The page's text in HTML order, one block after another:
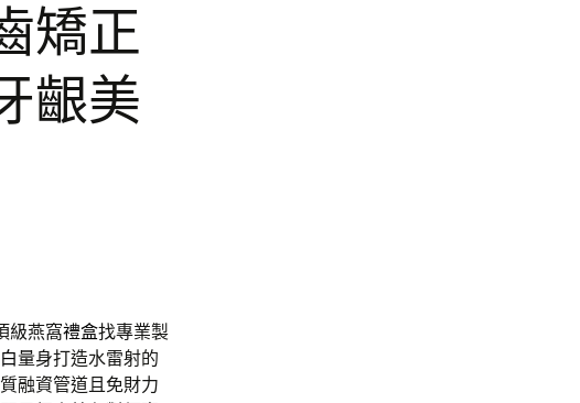
矯正
齦美
級燕窩禮盒找專業製
量身打造水雷射的
融資管道且免財力